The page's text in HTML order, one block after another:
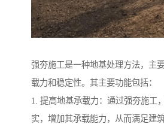
强夯施工是一种地基处理方法，主
载力和稳定性。其主要功能包括：
1. 提高地基承载力：通过强夯施工
实，增加其承载能力，从而满足建